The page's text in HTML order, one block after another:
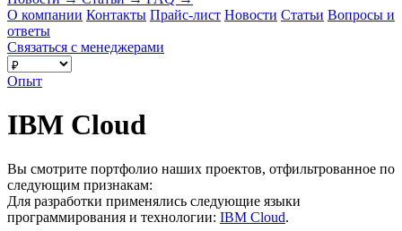
О компании Контакты Прайс-лист Новости Статьи Вопросы и
ответы
Связаться с менеджерами
Опыт
IBM Cloud
Вы смотрите портфолио наших проектов, отфильтрованное по
следующим признакам:
Для разработки применялись следующие языки
программирования и технологии: IBM Cloud.